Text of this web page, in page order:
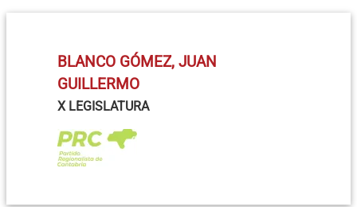
BLANCO GÓMEZ, JUAN
GUILLERMO
X LEGISLATURA